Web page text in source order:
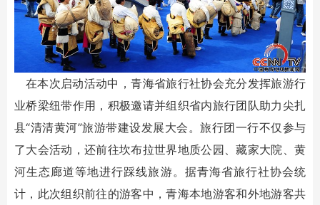
在本次启动活动中，青海省旅行社协会充分发挥旅游行
业桥梁纽带作用，积极邀请并组织省内旅行团队助力尖扎
县“清清黄河”旅游带建设发展大会。旅行团一行不仅参与
了大会活动，还前往坎布拉世界地质公园、藏家大院、黄
河生态廊道等地进行踩线旅游。据青海省旅行社协会统
计，此次组织前往的游客中，青海本地游客和外地游客共